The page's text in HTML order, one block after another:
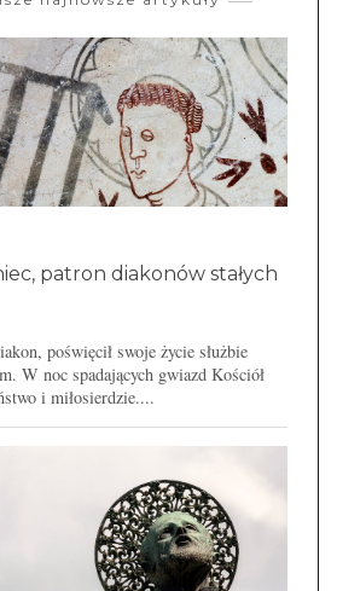
patron diakonów stałych
poświęcił swoje życie służbie
W noc spadających gwiazd Kościół
i miłosierdzie....